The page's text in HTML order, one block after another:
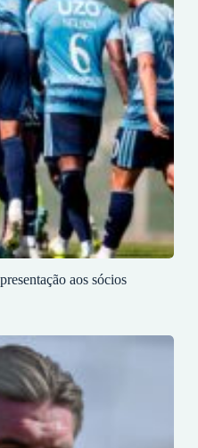
aos sócios